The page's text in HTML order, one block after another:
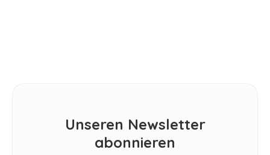
Unseren Newsletter
abonnieren